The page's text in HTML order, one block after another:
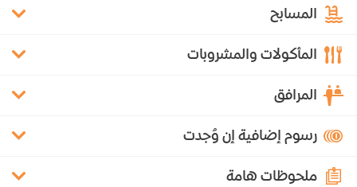
المسابح
المأكولات والمشروبات
المرافق
رسوم إضافية إن وُجدت
ملحوظات هامة